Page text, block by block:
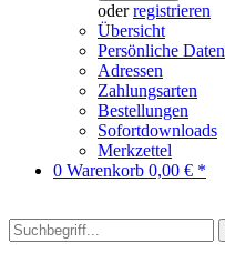
oderregistrieren
Übersicht
Persönliche Daten
Adressen
Zahlungsarten
Bestellungen
Sofortdownloads
Merkzettel
0 Warenkorb 0,00 € *